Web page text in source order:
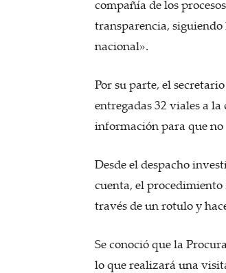
compañía de los
transparencia,
nacional».
Por su parte, el
entregadas 32 viales a
información para que no
Desde el despacho
cuenta, el
través de un rotulo y
Se conoció que la
lo que realizará una